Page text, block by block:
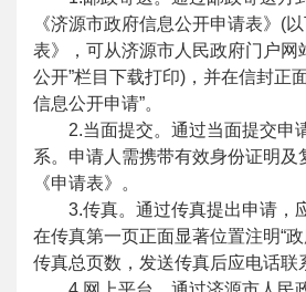
《济源市政府信息公开申请表》(
表》，可从济源市人民政府门户网
公开”栏目下载打印)，并在信封正
信息公开申请”。
2.当面提交。通过当面提交申
系。申请人需携带有效身份证明及
《申请表》。
3.传真。通过传真提出申请，
在传真第一页正面显著位置注明“
传真总页数，发送传真后应电话联